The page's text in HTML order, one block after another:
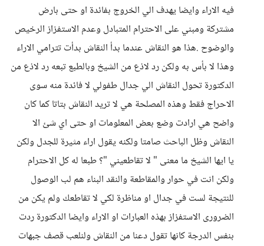
فيه الاراء وايضا يهدف الي الخروج بفائدة او حتى بارض
مشتركة ومبني على الاحترام المتبادل وعدم الاستفزاز الرخيص
والوضوح .هذا هو النقاش عندما بدأ النقاش بدأت تترامي الاراء
وهذا لا بأس به ولكن رد لاذع من الشيخ وبالطبع تبعه رد لاذع من
الدكتورة تحول النقاش الي جدال طفولي لا فائدة منه سوى
الاحراج فقط وهذه المصلحة هي لا تريد النقاش بتاتا كما كان
واضح هي ارادت وضع بعض المعلومات او حتى اي شئ الا
النقاش وظل الباحث صامتا ولكنه يقول اراء مثيرة للجدل ولكن
يا ايها الشيخ ما معنى " لا تقاطعيني "؟ طبعا له كل الاحترام
ولكن انت في حوار والمقاطعة والنقد البناء هم لب الوصول
للنتيجة لست في جدال او مناظرة لكي لا تقاطعك ولم يكن من
الضرورى الاستفزاز بهذه العبارات او الاراء وايضا الدكتورة ردت
بنفس الدرجة كانها تقول دعنا من النقاش ولنلعب قصف جبهات